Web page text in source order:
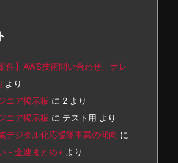
件】AWS技術問い合わせ、ナレ
より
ニア掲示板 に 2 より
ニア掲示板 に テスト用 より
デジタル化応援隊事業の傾向 に
- 金速まとめ+ より